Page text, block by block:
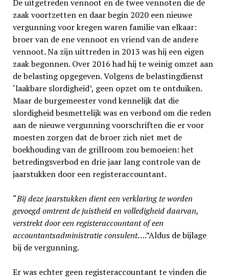
De uitgetreden vennoot en de twee vennoten die de
zaak voortzetten en daar begin 2020 een nieuwe
vergunning voor kregen waren familie van elkaar:
broer van de ene vennoot en vriend van de andere
vennoot. Na zijn uittreden in 2013 was hij een eigen
zaak begonnen. Over 2016 had hij te weinig omzet aan
de belasting opgegeven. Volgens de belastingdienst
‘laakbare slordigheid’, geen opzet om te ontduiken.
Maar de burgemeester vond kennelijk dat die
slordigheid besmettelijk was en verbond om die reden
aan de nieuwe vergunning voor­schriften die er voor
moesten zorgen dat de broer zich niet met de
boekhouding van de grillroom zou bemoeien: het
betredingsverbod en drie jaar lang controle van de
jaarstukken door een register­accountant.
“Bij deze jaarstukken dient een verklaring te worden
gevoegd omtrent de juistheid en volledigheid daarvan,
verstrekt door een registeraccountant of een
accountantsadministratie consulent….”Aldus de bijlage
bij de vergunning.
Er was echter geen registeraccountant te vinden die